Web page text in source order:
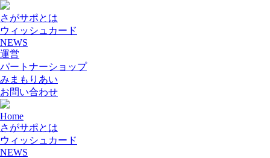
さがサポとは
ウィッシュカード
NEWS
運営
パートナーショップ
みまもりあい
お問い合わせ
Home
さがサポとは
ウィッシュカード
NEWS